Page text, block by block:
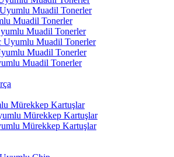
Muadil Tonerler
Muadil Tonerler
Muadil Tonerler
Uyumlu Muadil Tonerler
Muadil Tonerler
Muadil Tonerler
Mürekkep Kartuşlar
Mürekkep Kartuşlar
Mürekkep Kartuşlar